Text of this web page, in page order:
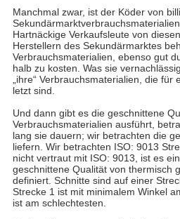
Manchmal zwar, ist der Köder von
Hartnäckige Verkaufsleute von
Herstellern des Sekundärmarktes
Verbrauchsmaterialien, ebenso gut
halb zu kosten. Was sie
„ihre“ Verbrauchsmaterialien, die für
letzt sind.
Und dann gibt es die geschnittene
Verbrauchsmaterialien ausführt,
lang sie dauern; wir betrachten die
liefern. Wir betrachten ISO: 9013
nicht vertraut mit ISO: 9013, ist es
geschnittene Qualität von thermisch
definiert. Schnitte sind auf einer
Strecke 1 ist mit minimalem Winkel
ist am schlechtesten.